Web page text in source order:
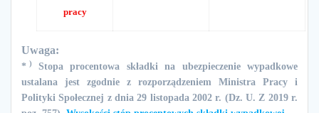
pracy
Uwaga:
* )
Stopa procentowa składki na ubezpieczenie wypadkowe
ustalana jest zgodnie z rozporządzeniem Ministra Pracy i
Polityki Społecznej z dnia 29 listopada 2002 r. (Dz. U. Z 2019 r.